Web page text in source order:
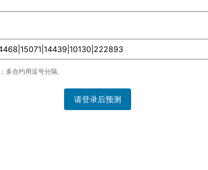
；多合约用逗号分隔。
请登录后预测